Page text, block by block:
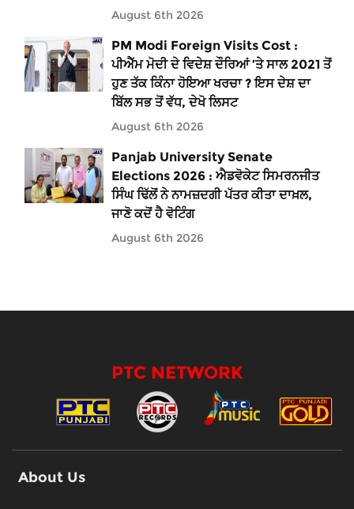
August 6th 2026
PM Modi Foreign Visits Cost :
ਪੀਐੱਮ ਮੋਦੀ ਦੇ ਵਿਦੇਸ਼ ਦੌਰਿਆਂ ’ਤੇ ਸਾਲ 2021 ਤੋਂ
ਹੁਣ ਤੱਕ ਕਿੰਨਾ ਹੋਇਆ ਖਰਚਾ ? ਇਸ ਦੇਸ਼ ਦਾ
ਬਿੱਲ ਸਭ ਤੋਂ ਵੱਧ, ਦੇਖੋ ਲਿਸਟ
August 6th 2026
Panjab University Senate
Elections 2026 : ਐਡਵੋਕੇਟ ਸਿਮਰਨਜੀਤ
ਸਿੰਘ ਢਿੱਲੋਂ ਨੇ ਨਾਮਜ਼ਦਗੀ ਪੱਤਰ ਕੀਤਾ ਦਾਖ਼ਲ,
ਜਾਣੋ ਕਦੋਂ ਹੈ ਵੋਟਿੰਗ
August 6th 2026
PTC NETWORK
About Us